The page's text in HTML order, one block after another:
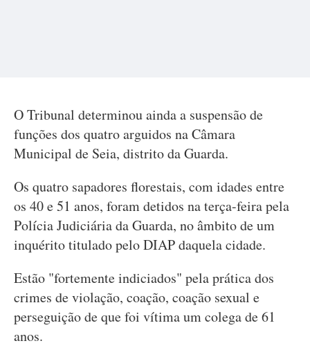
O Tribunal determinou ainda a suspensão de
funções dos quatro arguidos na Câmara
Municipal de Seia, distrito da Guarda.
Os quatro sapadores florestais, com idades entre
os 40 e 51 anos, foram detidos na terça-feira pela
Polícia Judiciária da Guarda, no âmbito de um
inquérito titulado pelo DIAP daquela cidade.
Estão "fortemente indiciados" pela prática dos
crimes de violação, coação, coação sexual e
perseguição de que foi vítima um colega de 61
anos.